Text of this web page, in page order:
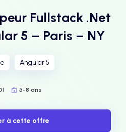
Fullstack .Net
5 – Paris – NY
Angular 5
5-8 ans
à cette offre